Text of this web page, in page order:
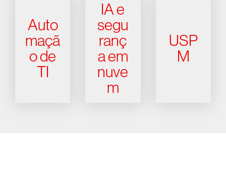
Auto
maçã
o de
TI
IA e
segu
ranç
a em
nuve
m
USP
M